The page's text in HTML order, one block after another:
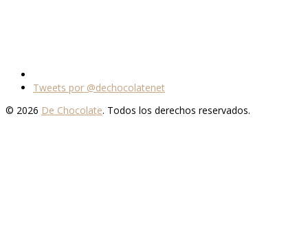
Tweets por @dechocolatenet
© 2026 De Chocolate. Todos los derechos reservados.